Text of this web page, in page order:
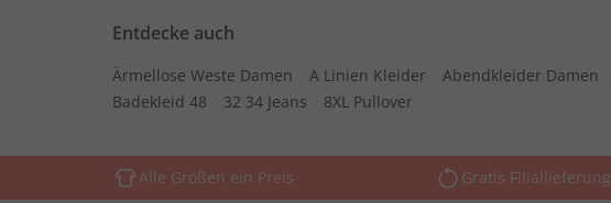
Entdecke auch
Ärmellose Weste Damen A Linien Kleider Abendkleider Damen
Badekleid 48
32 34 Jeans 8XL Pullover
Alle Größen ein Preis Gratis Filiallieferung